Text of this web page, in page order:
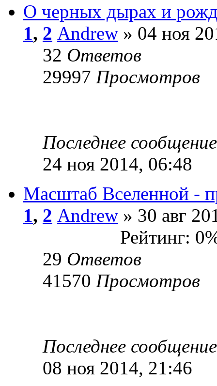
О черных дырах и
1, 2 Andrew » 04 ноя
32 Ответов
29997 Просмотров
Последнее
24 ноя 2014, 06:48
Масштаб Вселенной -
1, 2 Andrew » 30 авг
Рейтинг:
29 Ответов
41570 Просмотров
Последнее
08 ноя 2014, 21:46